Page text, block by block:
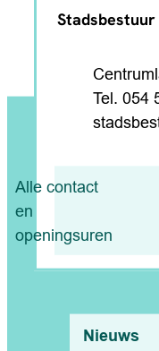
Contact
Stadsbestuur
Adres
054
E-mail
Alle contact
en
openingsuren
Nuttige
Nieuws